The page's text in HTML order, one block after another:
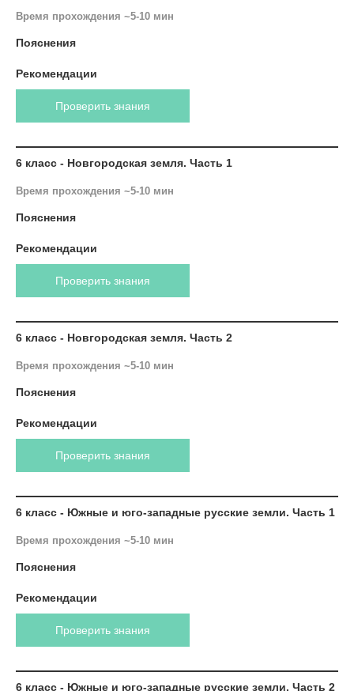
Время прохождения ~5-10 мин
Пояснения
Рекомендации
Проверить знания
6 класс - Новгородская земля. Часть 1
Время прохождения ~5-10 мин
Пояснения
Рекомендации
Проверить знания
6 класс - Новгородская земля. Часть 2
Время прохождения ~5-10 мин
Пояснения
Рекомендации
Проверить знания
6 класс - Южные и юго-западные русские земли. Часть 1
Время прохождения ~5-10 мин
Пояснения
Рекомендации
Проверить знания
6 класс - Южные и юго-западные русские земли. Часть 2